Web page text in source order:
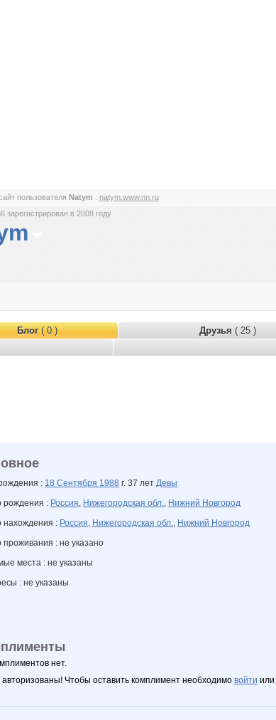
пользователя Natym : natym.www.nn.ru
зарегистрирован в 2008 году
Блог( 0 ) Друзья ( 25 )
: 18 Сентября 1988 г. 37 лет Девы
рождения : Россия, Нижегородская обл., Нижний Новгород
нахождения : Россия, Нижегородская обл., Нижний Новгород
проживания : не указано
места : не указаны
: не указаны
нет.
Чтобы оставить комплимент необходимо войти или